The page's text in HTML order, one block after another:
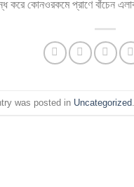
করে কোনওরকমে প্রাণে বাঁচেন
was posted in Uncategorized